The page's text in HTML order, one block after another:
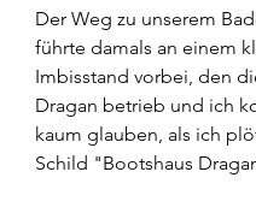
Der Weg zu unserem
führte damals an einem
Imbisstand vorbei, den
Dragan betrieb und ich
kaum glauben, als ich
Schild "Bootshaus